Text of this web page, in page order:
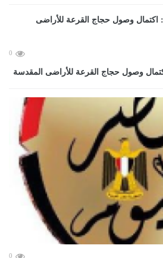
0
وصول حجاج القرعة للأراضى المقدسة
0